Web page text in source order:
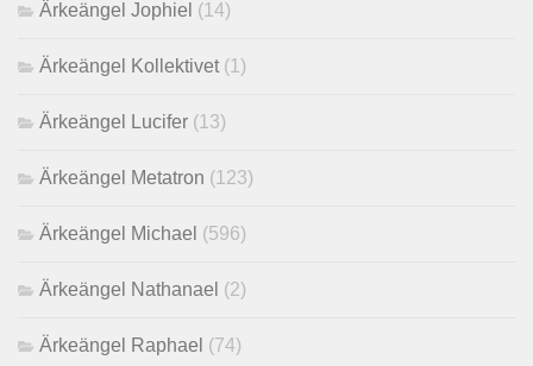
Ärkeängel Jophiel (14)
Ärkeängel Kollektivet (1)
Ärkeängel Lucifer (13)
Ärkeängel Metatron (123)
Ärkeängel Michael (596)
Ärkeängel Nathanael (2)
Ärkeängel Raphael (74)